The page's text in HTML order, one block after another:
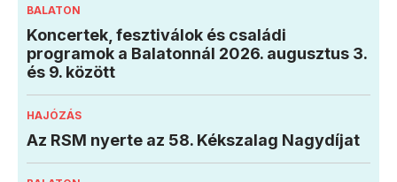
BALATON
Koncertek, fesztiválok és családi
programok a Balatonnál 2026. augusztus 3.
és 9. között
HAJÓZÁS
Az RSM nyerte az 58. Kékszalag Nagydíjat